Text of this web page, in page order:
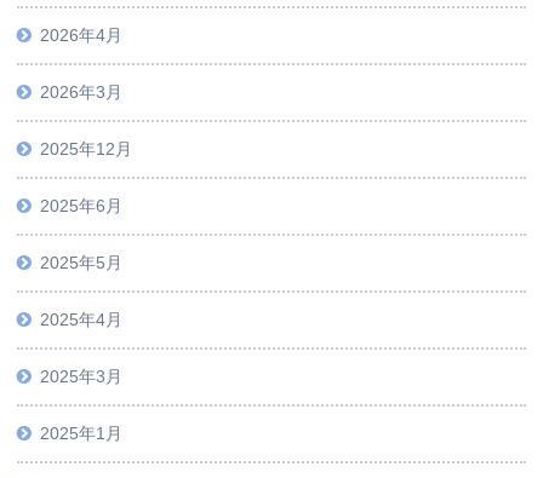
2026年4月
2026年3月
2025年12月
2025年6月
2025年5月
2025年4月
2025年3月
2025年1月